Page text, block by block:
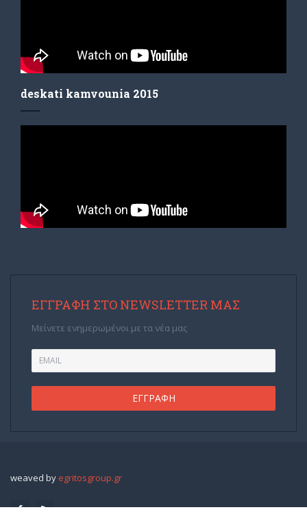
deskati kamvounia 2015
ΕΓΓΡΑΦΉ ΣΤΟ NEWSLETTER ΜΑΣ
Μείνετε ενημερωμένοι με τα νέα μας
weaved by egritosgroup.gr